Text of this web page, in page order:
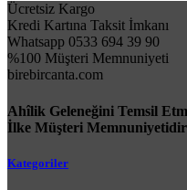
Ücretsiz Kargo
Kredi Kartına Taksit İmkanı
Whatsapp 0533 694 39 90
%100 Müşteri Memnuniyeti
birebircanta.com
Ahîlik Geleneğini Temsil
İlke Müşteri
Kategoriler